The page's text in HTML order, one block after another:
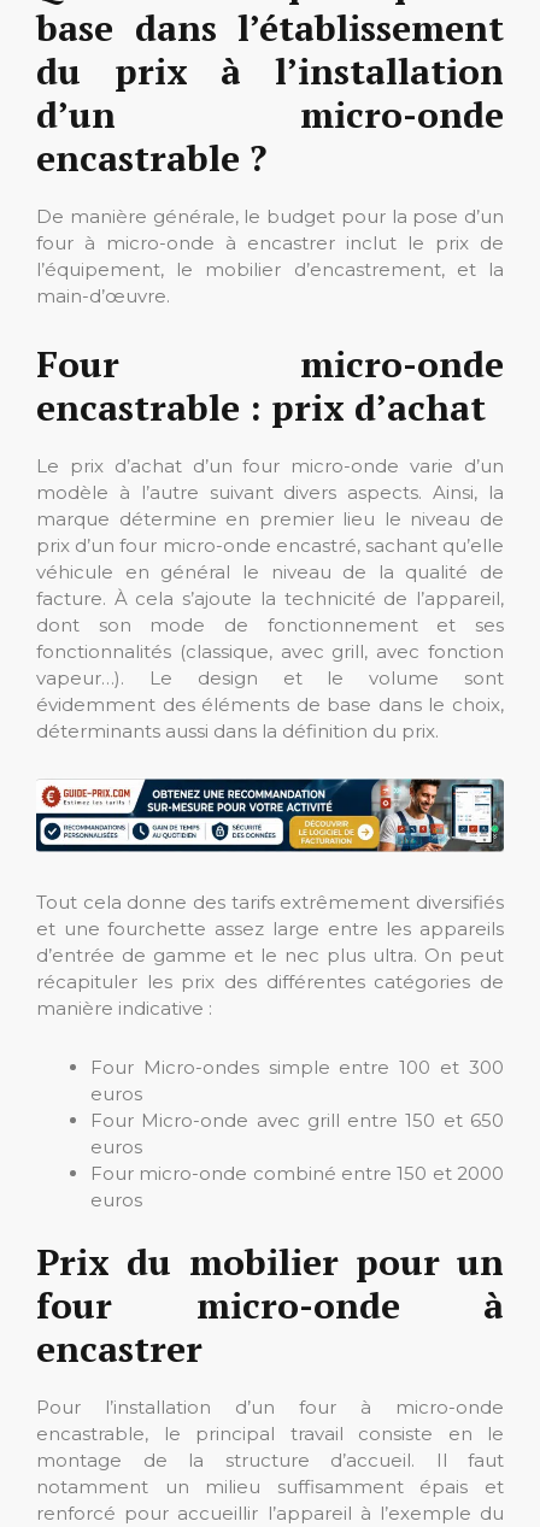
base dans l’établissement
du prix à l’installation
d’un micro-onde
encastrable ?
De manière générale, le budget pour la pose d’un
four à micro-onde à encastrer inclut le prix de
l’équipement, le mobilier d’encastrement, et la
main-d’œuvre.
Four micro-onde
encastrable : prix d’achat
Le prix d’achat d’un four micro-onde varie d’un
modèle à l’autre suivant divers aspects. Ainsi, la
marque détermine en premier lieu le niveau de
prix d’un four micro-onde encastré, sachant qu’elle
véhicule en général le niveau de la qualité de
facture. À cela s’ajoute la technicité de l’appareil,
dont son mode de fonctionnement et ses
fonctionnalités (classique, avec grill, avec fonction
vapeur…). Le design et le volume sont
évidemment des éléments de base dans le choix,
déterminants aussi dans la définition du prix.
Tout cela donne des tarifs extrêmement diversifiés
et une fourchette assez large entre les appareils
d’entrée de gamme et le nec plus ultra. On peut
récapituler les prix des différentes catégories de
manière indicative :
Four Micro-ondes simple entre 100 et 300
euros
Four Micro-onde avec grill entre 150 et 650
euros
Four micro-onde combiné entre 150 et 2000
euros
Prix du mobilier pour un
four micro-onde à
encastrer
Pour l’installation d’un four à micro-onde
encastrable, le principal travail consiste en le
montage de la structure d’accueil. Il faut
notamment un milieu suffisamment épais et
renforcé pour accueillir l’appareil à l’exemple du